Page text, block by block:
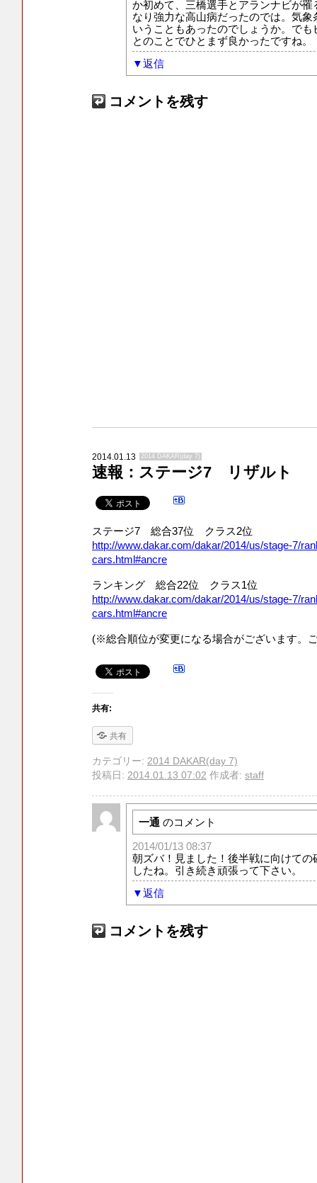
か初めて、三橋選手とアランナビが
なり強力な高山病だったのでは。気
いうこともあったのでしょうか。で
とのことでひとまず良かったですね。
返信
コメントを残す
2014.01.13 2014 DAKAR(day 7)
速報：ステージ7 リザルト
ステージ7 総合37位 クラス2位
http://www.dakar.com/dakar/2014/us/stage-7/
cars.html#ancre
ランキング 総合22位 クラス1位
http://www.dakar.com/dakar/2014/us/stage-7/
cars.html#ancre
(※総合順位が変更になる場合がございます。
共有:
共有
カテゴリー: 2014 DAKAR(day 7)
投稿日: 2014.01.13 07:02 作成者: staff
一通 のコメント
2014/01/13 08:37
朝ズバ！見ました！後半戦に向けて
したね。引き続き頑張って下さい。
返信
コメントを残す